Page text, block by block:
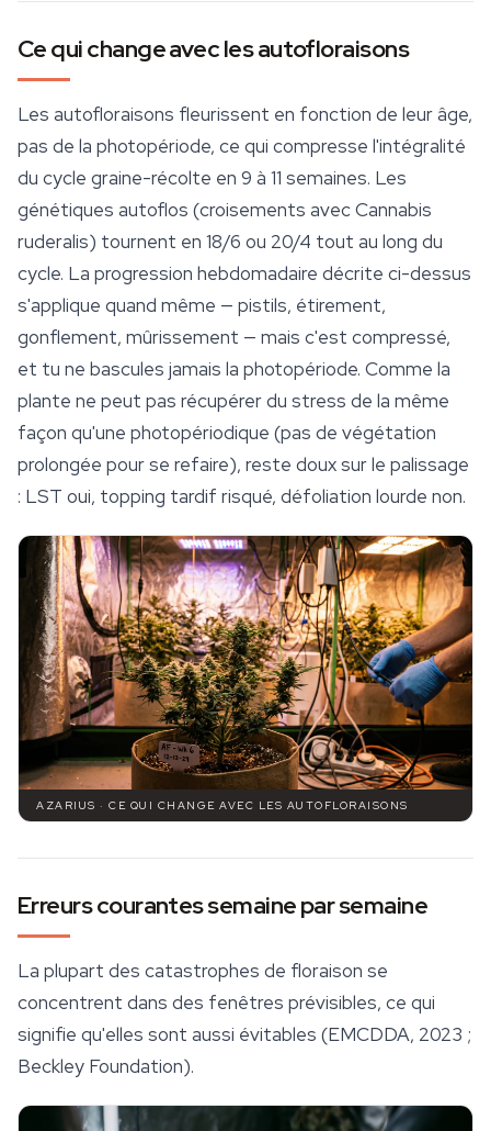
Ce qui change avec les autofloraisons
Les autofloraisons fleurissent en fonction de leur âge,
pas de la photopériode, ce qui compresse l'intégralité
du cycle graine-récolte en 9 à 11 semaines. Les
génétiques autoflos (croisements avec Cannabis
ruderalis) tournent en 18/6 ou 20/4 tout au long du
cycle. La progression hebdomadaire décrite ci-dessus
s'applique quand même — pistils, étirement,
gonflement, mûrissement — mais c'est compressé,
et tu ne bascules jamais la photopériode. Comme la
plante ne peut pas récupérer du stress de la même
façon qu'une photopériodique (pas de végétation
prolongée pour se refaire), reste doux sur le palissage
: LST oui, topping tardif risqué, défoliation lourde non.
AZARIUS · CE QUI CHANGE AVEC LES AUTOFLORAISONS
Erreurs courantes semaine par semaine
La plupart des catastrophes de floraison se
concentrent dans des fenêtres prévisibles, ce qui
signifie qu'elles sont aussi évitables (EMCDDA, 2023 ;
Beckley Foundation).